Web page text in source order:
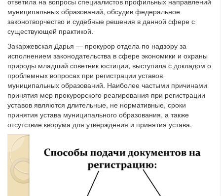
муниципальных образований, обсудив федеральное
законотворчество и судебные решения в данной сфере с
существующей практикой.
Закаржевская Дарья — прокурор отдела по надзору за
исполнением законодательства в сфере экономики и охраны
природы младший советник юстиции, выступила с докладом о
проблемных вопросах при регистрации уставов
муниципальных образований. Наиболее частыми причинами
принятия мер прокурорского реагирования при регистрации
уставов являются длительные, не нормативные, сроки
принятия устава муниципального образования, а также
отсутствие кворума для утверждения и принятия устава.